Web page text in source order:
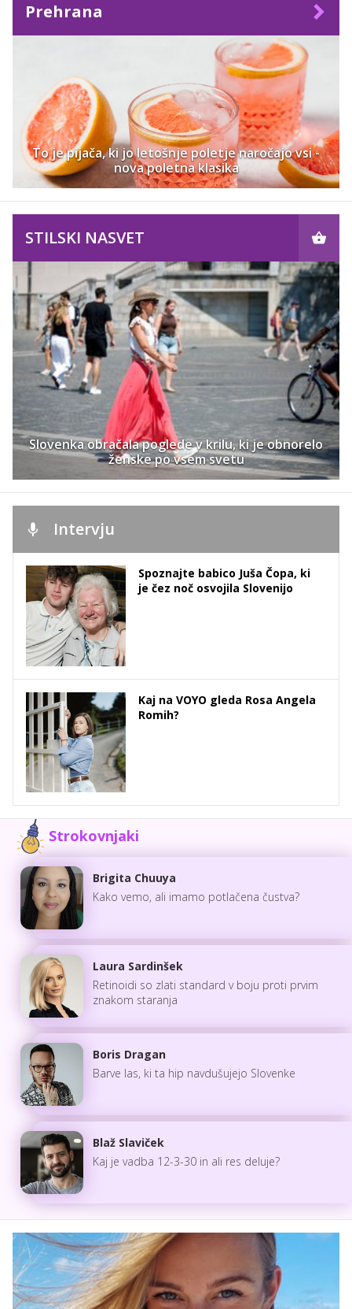
Prehrana
To je pijača, ki jo letošnje poletje naročajo vsi -
nova poletna klasika
STILSKI NASVET
Slovenka obračala poglede v krilu, ki je obnorelo
ženske po vsem svetu
Intervju
Spoznajte babico Juša Čopa, ki
je čez noč osvojila Slovenijo
Kaj na VOYO gleda Rosa Angela
Romih?
Strokovnjaki
Brigita Chuuya
Kako vemo, ali imamo potlačena čustva?
Laura Sardinšek
Retinoidi so zlati standard v boju proti prvim
znakom staranja
Boris Dragan
Barve las, ki ta hip navdušujejo Slovenke
Blaž Slaviček
Kaj je vadba 12-3-30 in ali res deluje?